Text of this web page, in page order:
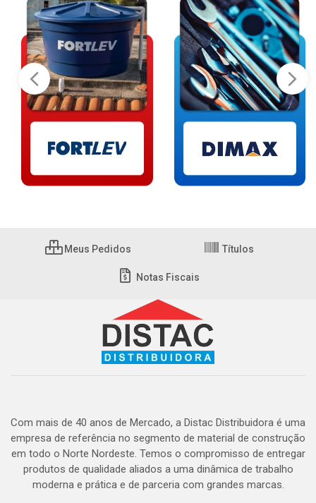
Meus Pedidos Títulos
Notas Fiscais
Com mais de 40 anos de Mercado, a Distac Distribuidora é uma
empresa de referência no segmento de material de construção
em todo o Norte Nordeste. Temos o compromisso de entregar
produtos de qualidade aliados a uma dinâmica de trabalho
moderna e prática e de parceria com grandes marcas.